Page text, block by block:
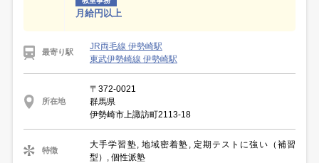
月給円以上
最寄り駅
JR両毛線 伊勢崎駅
東武伊勢崎線 伊勢崎駅
所在地
〒372-0021
群馬県
伊勢崎市上諏訪町2113-18
特徴
大手学習塾, 地域密着塾, 定期テストに強い（補習
型）, 個性派塾